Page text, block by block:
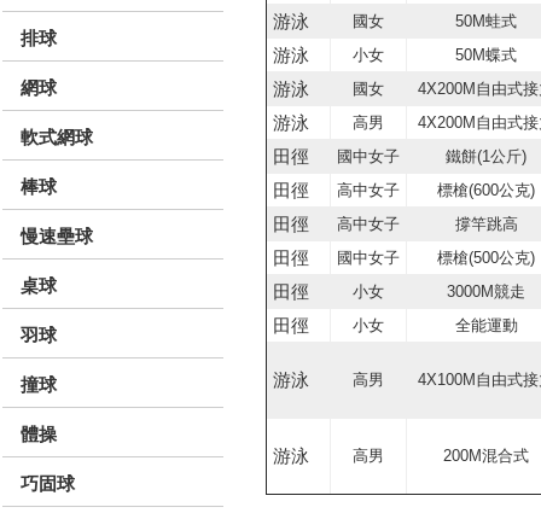
排球
網球
軟式網球
棒球
慢速壘球
桌球
羽球
撞球
體操
巧固球
游泳 國女 50M蛙式
游泳 小女 50M蝶式
游泳 國女 4X200M自由式
游泳 高男 4X200M自由式
田徑 國中女子 鐵餅(1公斤)
田徑 高中女子 標槍(600公克)
田徑 高中女子 撐竿跳高
田徑 國中女子 標槍(500公克)
田徑 小女 3000M競走
田徑 小女 全能運動
游泳 高男 4X100M自由式
游泳 高男 200M混合式